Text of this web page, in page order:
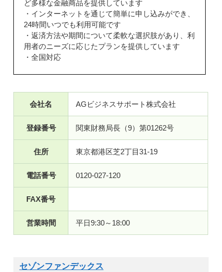
ど多様な金融商品を提供しています
・インターネットを通じて簡単に申し込みができ、
24時間いつでも利用可能です
・返済方法や期間について柔軟な選択肢があり、利
用者のニーズに応じたプランを提供しています
・全国対応
会社名 AGビジネスサポート株式会社
登録番号 関東財務局長（9）第01262号
住所 東京都港区芝2丁目31-19
電話番号 0120-027-120
FAX番号
営業時間 平日9:30～18:00
セゾンファンデックス